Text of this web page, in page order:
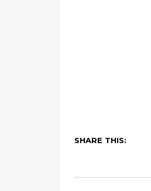
SHARE THIS: